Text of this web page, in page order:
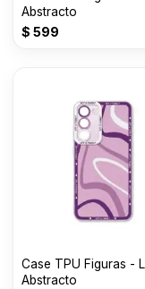
Abstracto
$ 599
Case TPU Figuras -
Abstracto